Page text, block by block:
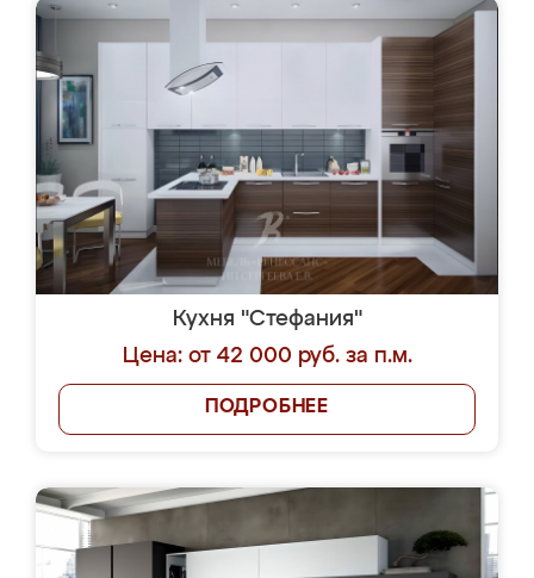
Кухня "Стефания"
Цена: от 42 000 руб. за п.м.
ПОДРОБНЕЕ